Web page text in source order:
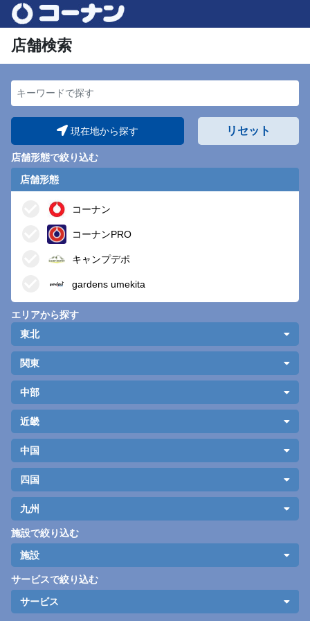
店舗検索
キーワードで探す
現在地から探す リセット
店舗形態で絞り込む
店舗形態
コーナン
コーナンPRO
キャンプデポ
gardens umekita
エリアから探す
東北
関東
中部
近畿
中国
四国
九州
施設で絞り込む
施設
サービスで絞り込む
サービス